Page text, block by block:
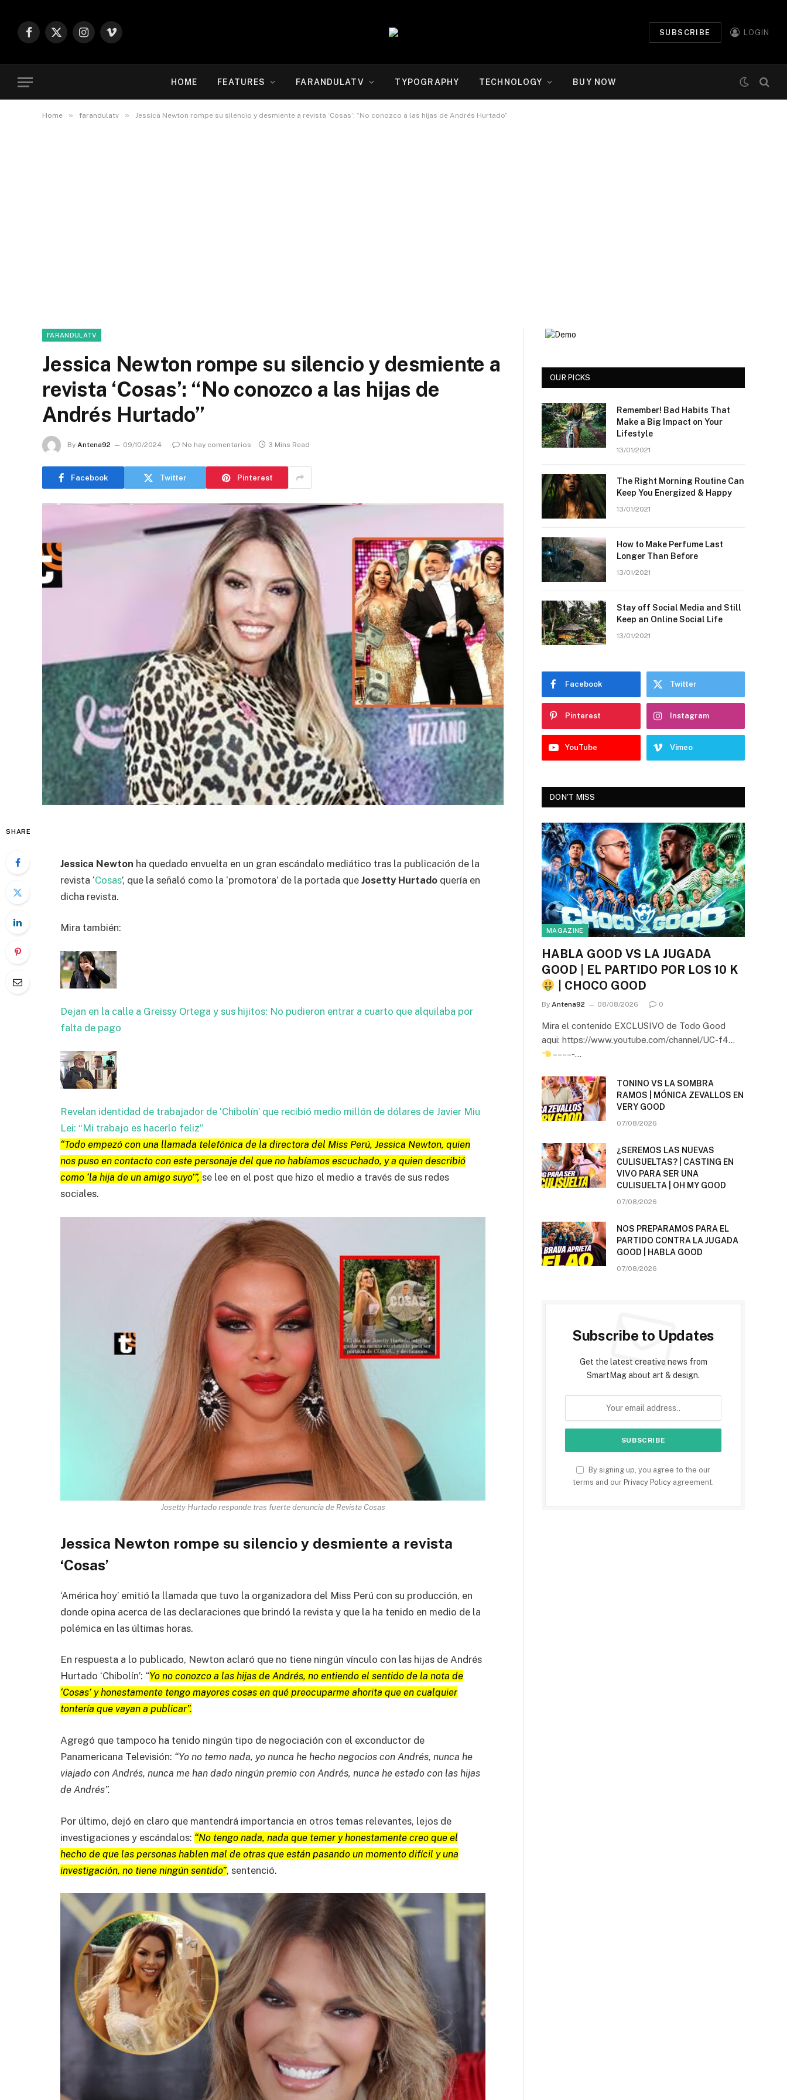
Facebook
X
Instagram
Vimeo
SUBSCRIBE LOGIN
HOME FEATURES FARANDULATV TYPOGRAPHY TECHNOLOGY BUY NOW
Home » farandulatv » Jessica Newton rompe su silencio y desmiente a revista ‘Cosas’: “No conozco a las hijas de Andrés Hurtado”
FARANDULATV
Jessica Newton rompe su silencio y desmiente a
revista ‘Cosas’: “No conozco a las hijas de
Andrés Hurtado”
By Antena92 09/10/2024 No hay comentarios 3 Mins Read
Facebook Twitter Pinterest
SHARE
Jessica Newton ha quedado envuelta en un gran escándalo mediático tras la publicación de la
revista ‘Cosas’, que la señaló como la ‘promotora’ de la portada que Josetty Hurtado quería en
dicha revista.
Mira también:
Dejan en la calle a Greissy Ortega y sus hijitos: No pudieron entrar a cuarto que alquilaba por
falta de pago
Revelan identidad de trabajador de ‘Chibolín’ que recibió medio millón de dólares de Javier Miu
Lei: “Mi trabajo es hacerlo feliz”
“Todo empezó con una llamada telefónica de la directora del Miss Perú, Jessica Newton, quien
nos puso en contacto con este personaje del que no habíamos escuchado, y a quien describió
como ‘la hija de un amigo suyo’”, se lee en el post que hizo el medio a través de sus redes
sociales.
Josetty Hurtado responde tras fuerte denuncia de Revista Cosas
Jessica Newton rompe su silencio y desmiente a revista
‘Cosas’
‘América hoy’ emitió la llamada que tuvo la organizadora del Miss Perú con su producción, en
donde opina acerca de las declaraciones que brindó la revista y que la ha tenido en medio de la
polémica en las últimas horas.
En respuesta a lo publicado, Newton aclaró que no tiene ningún vínculo con las hijas de Andrés
Hurtado ‘Chibolín’: “Yo no conozco a las hijas de Andrés, no entiendo el sentido de la nota de
‘Cosas’ y honestamente tengo mayores cosas en qué preocuparme ahorita que en cualquier
tontería que vayan a publicar”.
Agregó que tampoco ha tenido ningún tipo de negociación con el exconductor de
Panamericana Televisión: “Yo no temo nada, yo nunca he hecho negocios con Andrés, nunca he
viajado con Andrés, nunca me han dado ningún premio con Andrés, nunca he estado con las hijas
de Andrés”.
Por último, dejó en claro que mantendrá importancia en otros temas relevantes, lejos de
investigaciones y escándalos: “No tengo nada, nada que temer y honestamente creo que el
hecho de que las personas hablen mal de otras que están pasando un momento difícil y una
investigación, no tiene ningún sentido”, sentenció.
OUR PICKS
Remember! Bad Habits That
Make a Big Impact on Your
Lifestyle
13/01/2021
The Right Morning Routine Can
Keep You Energized & Happy
13/01/2021
How to Make Perfume Last
Longer Than Before
13/01/2021
Stay off Social Media and Still
Keep an Online Social Life
13/01/2021
Facebook Twitter
Pinterest Instagram
YouTube Vimeo
DON'T MISS
MAGAZINE
HABLA GOOD VS LA JUGADA
GOOD | EL PARTIDO POR LOS 10 K
| CHOCO GOOD
By Antena92 08/08/2026 0
Mira el contenido EXCLUSIVO de Todo Good
aqui: https://www.youtube.com/channel/UC-f4…
– – – – -…
TONINO VS LA SOMBRA
RAMOS | MÓNICA ZEVALLOS EN
VERY GOOD
07/08/2026
¿SEREMOS LAS NUEVAS
CULISUELTAS? | CASTING EN
VIVO PARA SER UNA
CULISUELTA | OH MY GOOD
07/08/2026
NOS PREPARAMOS PARA EL
PARTIDO CONTRA LA JUGADA
GOOD | HABLA GOOD
07/08/2026
Subscribe to Updates
Get the latest creative news from
SmartMag about art & design.
By signing up, you agree to the our
terms and our Privacy Policy agreement.